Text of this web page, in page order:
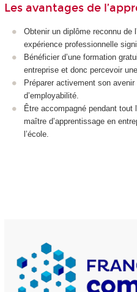
Les avantages de
Obtenir un diplôme reconnu de
expérience professionnelle
Bénéficier d’une formation
entreprise et donc percevoir
Préparer activement son
d’employabilité.
Être accompagné pendant
maître d’apprentissage en
l’école.